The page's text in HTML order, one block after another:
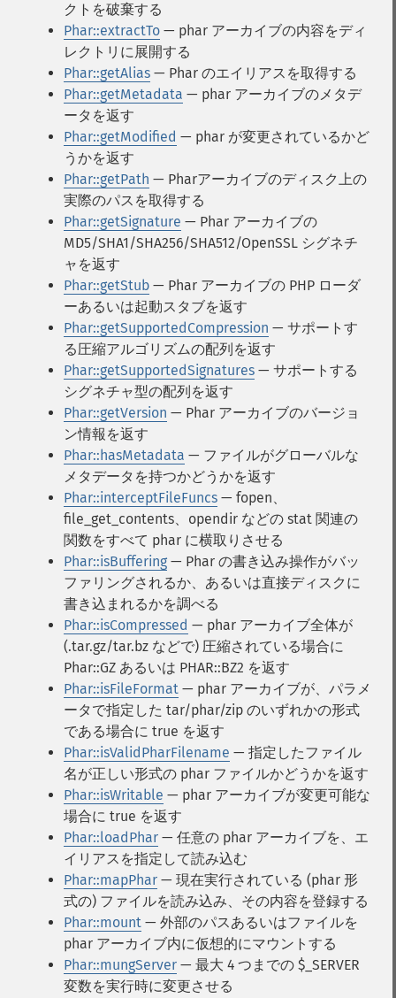
クトを破棄する
Phar::extractTo — phar アーカイブの内容をディ
レクトリに展開する
Phar::getAlias — Phar のエイリアスを取得する
Phar::getMetadata — phar アーカイブのメタデ
ータを返す
Phar::getModified — phar が変更されているかど
うかを返す
Phar::getPath — Pharアーカイブのディスク上の
実際のパスを取得する
Phar::getSignature — Phar アーカイブの
MD5/SHA1/SHA256/SHA512/OpenSSL シグネチ
ャを返す
Phar::getStub — Phar アーカイブの PHP ローダ
ーあるいは起動スタブを返す
Phar::getSupportedCompression — サポートす
る圧縮アルゴリズムの配列を返す
Phar::getSupportedSignatures — サポートする
シグネチャ型の配列を返す
Phar::getVersion — Phar アーカイブのバージョ
ン情報を返す
Phar::hasMetadata — ファイルがグローバルな
メタデータを持つかどうかを返す
Phar::interceptFileFuncs — fopen、
file_get_contents、opendir などの stat 関連の
関数をすべて phar に横取りさせる
Phar::isBuffering — Phar の書き込み操作がバッ
ファリングされるか、あるいは直接ディスクに
書き込まれるかを調べる
Phar::isCompressed — phar アーカイブ全体が
(.tar.gz/tar.bz などで) 圧縮されている場合に
Phar::GZ あるいは PHAR::BZ2 を返す
Phar::isFileFormat — phar アーカイブが、パラメ
ータで指定した tar/phar/zip のいずれかの形式
である場合に true を返す
Phar::isValidPharFilename — 指定したファイル
名が正しい形式の phar ファイルかどうかを返す
Phar::isWritable — phar アーカイブが変更可能な
場合に true を返す
Phar::loadPhar — 任意の phar アーカイブを、エ
イリアスを指定して読み込む
Phar::mapPhar — 現在実行されている (phar 形
式の) ファイルを読み込み、その内容を登録する
Phar::mount — 外部のパスあるいはファイルを
phar アーカイブ内に仮想的にマウントする
Phar::mungServer — 最大 4 つまでの $_SERVER
変数を実行時に変更させる